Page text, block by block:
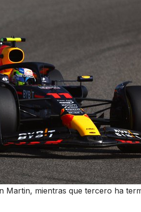
Martin, mientras que tercero ha